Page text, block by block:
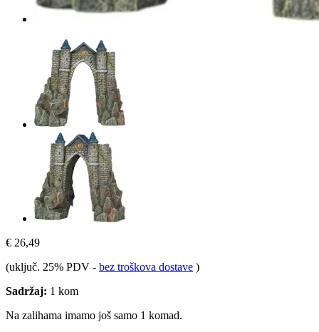
€ 26,49
(uključ. 25% PDV - bez troškova dostave )
Sadržaj: 1 kom
Na zalihama imamo još samo 1 komad.